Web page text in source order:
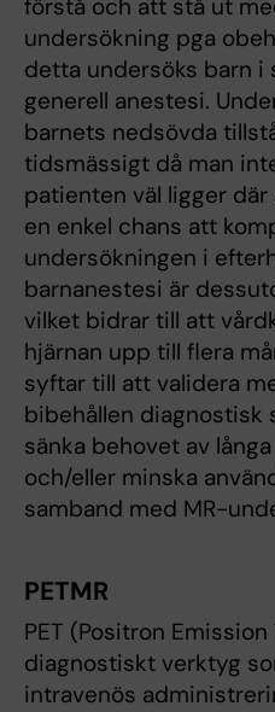
förstå och att stå ut
undersökning pga
detta undersöks barn i
generell anestesi.
barnets nedsövda
tidsmässigt då man
patienten väl ligger
en enkel chans att
undersökningen i
barnanestesi är
vilket bidrar till att
hjärnan upp till flera
syftar till att validera
bibehållen diagnostisk
sänka behovet av
och/eller minska
samband med MR-
PETMR
PET (Positron
diagnostiskt verktyg
intravenös